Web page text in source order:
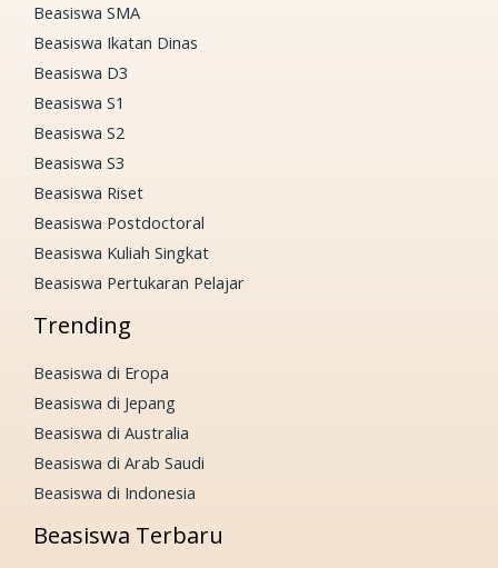
Beasiswa SMA
Beasiswa Ikatan Dinas
Beasiswa D3
Beasiswa S1
Beasiswa S2
Beasiswa S3
Beasiswa Riset
Beasiswa Postdoctoral
Beasiswa Kuliah Singkat
Beasiswa Pertukaran Pelajar
Trending
Beasiswa di Eropa
Beasiswa di Jepang
Beasiswa di Australia
Beasiswa di Arab Saudi
Beasiswa di Indonesia
Beasiswa Terbaru